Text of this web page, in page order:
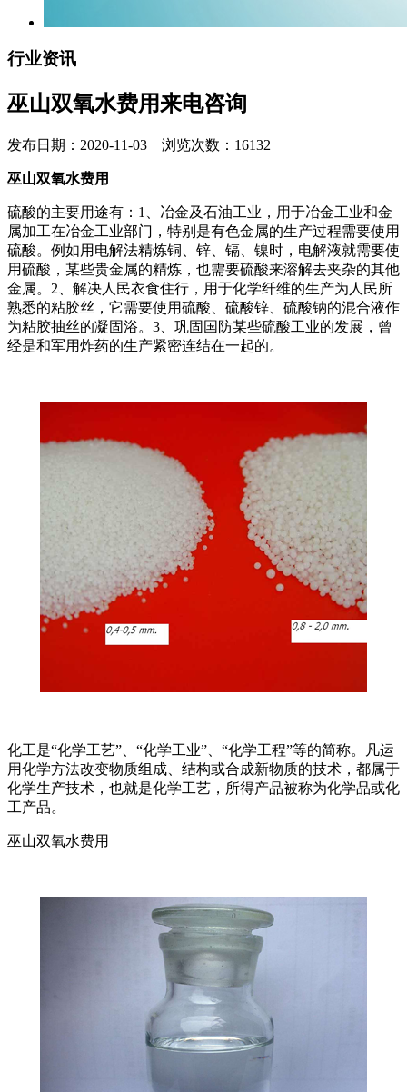
行业资讯
巫山双氧水费用来电咨询
发布日期：2020-11-03 浏览次数：16132
巫山双氧水费用
硫酸的主要用途有：1、冶金及石油工业，用于冶金工业和金
属加工在冶金工业部门，特别是有色金属的生产过程需要使用
硫酸。例如用电解法精炼铜、锌、镉、镍时，电解液就需要使
用硫酸，某些贵金属的精炼，也需要硫酸来溶解去夹杂的其他
金属。2、解决人民衣食住行，用于化学纤维的生产为人民所
熟悉的粘胶丝，它需要使用硫酸、硫酸锌、硫酸钠的混合液作
为粘胶抽丝的凝固浴。3、巩固国防某些硫酸工业的发展，曾
经是和军用炸药的生产紧密连结在一起的。
化工是“化学工艺”、“化学工业”、“化学工程”等的简称。凡运
用化学方法改变物质组成、结构或合成新物质的技术，都属于
化学生产技术，也就是化学工艺，所得产品被称为化学品或化
工产品。
巫山双氧水费用